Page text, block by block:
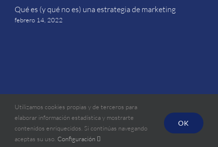
Qué es (y qué no es) una estrategia de marketing
febrero 14, 2022
©2026 Euro Business Market SL (EBM.SL)
Código MINCEX No. S349-04. Licencia Cámara de Comercio de
Cuba No. 241/09 Resolución del MINCEX No. 232 del 2009,
renovada Noviembre 2014
Utilizamos cookies propias y de terceros para
elaborar información estadística y mostrarte
contenidos enriquecidos. Si continúas navegando
aceptas su uso. Configuración
OK